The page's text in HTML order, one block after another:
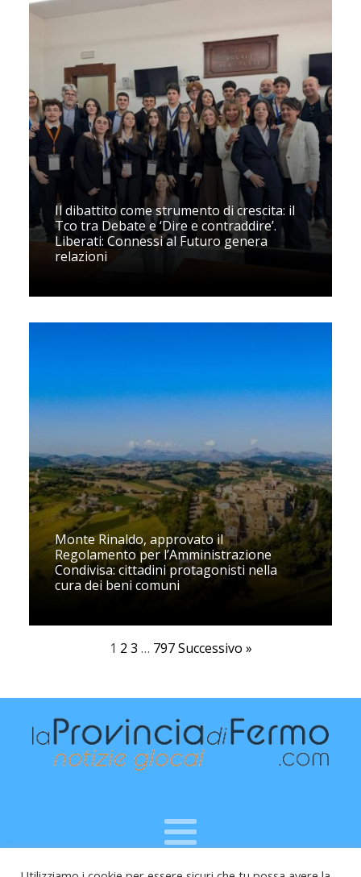
Il dibattito come strumento di crescita: il
Tco tra Debate e ‘Dire e contraddire’.
Liberati: Connessi al Futuro genera
relazioni
Monte Rinaldo, approvato il
Regolamento per l’Amministrazione
Condivisa: cittadini protagonisti nella
cura dei beni comuni
1 2 3 … 797 Successivo »